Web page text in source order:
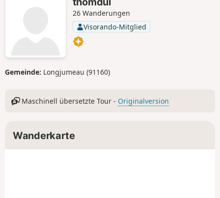
26 Wanderungen
Visorando-Mitglied
Gemeinde: Longjumeau (91160)
Maschinell übersetzte Tour - Originalversion
Wanderkarte